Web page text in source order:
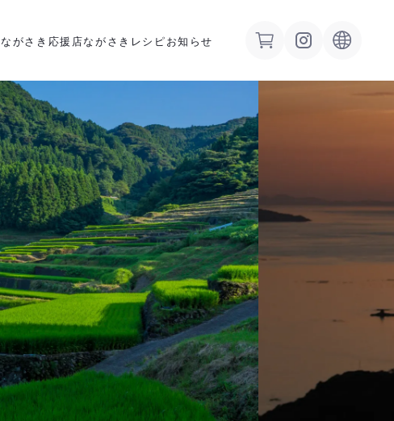
ながさき応援店ながさきレシピ お知らせ